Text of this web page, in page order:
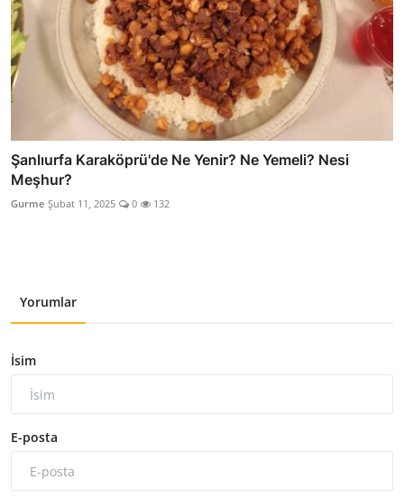
Şanlıurfa Karaköprü'de Ne Yenir? Ne Yemeli? Nesi
Meşhur?
Gurme Şubat 11, 2025 0 132
Yorumlar
İsim
E-posta